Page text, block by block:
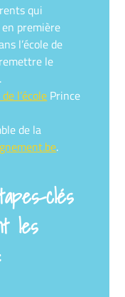
qui
première
l’école de
le
l’école Prince
de la
.
clés
les